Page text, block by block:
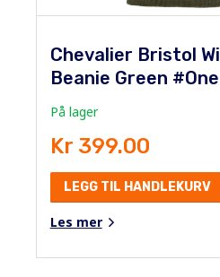
Chevalier Bristol
Beanie Green
På lager
Kr 399.00
LEGG TIL HANDLEKURV
Les mer